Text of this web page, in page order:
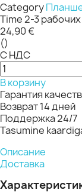
Category
Time2-3
24,90 €
()
С НДС
В корзину
Гарантия
Возврат 14 дней
Поддержка 24/7
Tasumine
Описание
Доставка